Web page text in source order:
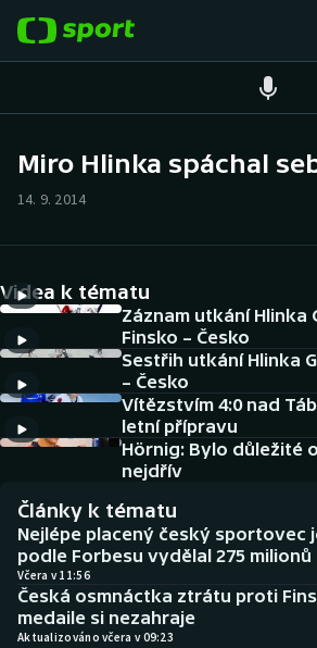
Hokej
Tenis
Atletika
Cyklistika
DALŠÍ SPORTY
Americký fotbal
Baseball a softbal
Basketbal
Biatlon
NEPŘEHLÉDNĚTE
Soutěže
Historické návraty
Aplikace ČT sport
Miro Hlinka spáchal
14. 9. 2014
Videa k tématu
Záznam utkání Hlinka
Finsko – Česko
Sestřih utkání Hlinka
– Česko
Vítězstvím 4:0 nad
letní přípravu
Hörnig: Bylo důležité
nejdřív
Články k tématu
Nejlépe placený český sportovec
podle Forbesu vydělal 275 milionů
Včera v 11:56
Česká osmnáctka ztrátu proti
medaile si nezahraje
Aktualizováno včera v 09:23